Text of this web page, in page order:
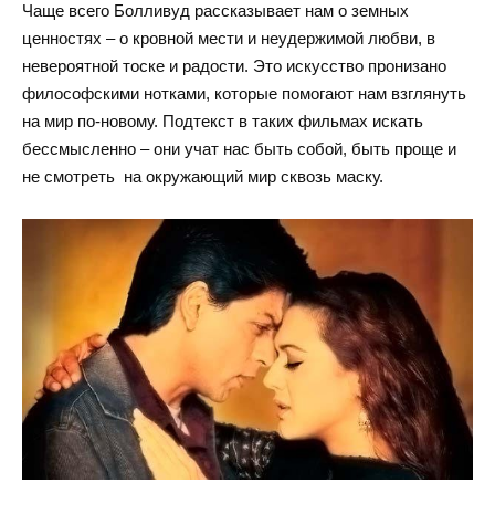
Чаще всего Болливуд рассказывает нам о земных
ценностях – о кровной мести и неудержимой любви, в
невероятной тоске и радости. Это искусство пронизано
философскими нотками, которые помогают нам взглянуть
на мир по-новому. Подтекст в таких фильмах искать
бессмысленно – они учат нас быть собой, быть проще и
не смотреть на окружающий мир сквозь маску.